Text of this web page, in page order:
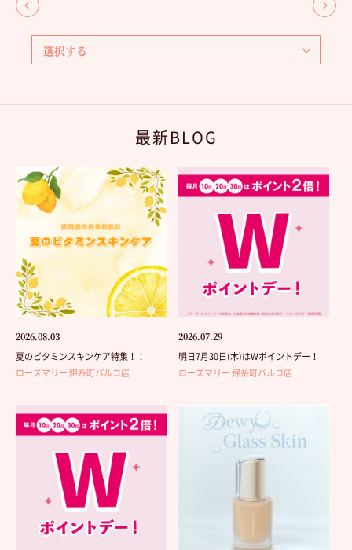
最新BLOG
2026.08.03
夏のビタミンスキンケア特集！！
ローズマリー 錦糸町パルコ店
2026.07.29
明日7月30日(木)はWポイントデー！
ローズマリー 錦糸町パルコ店